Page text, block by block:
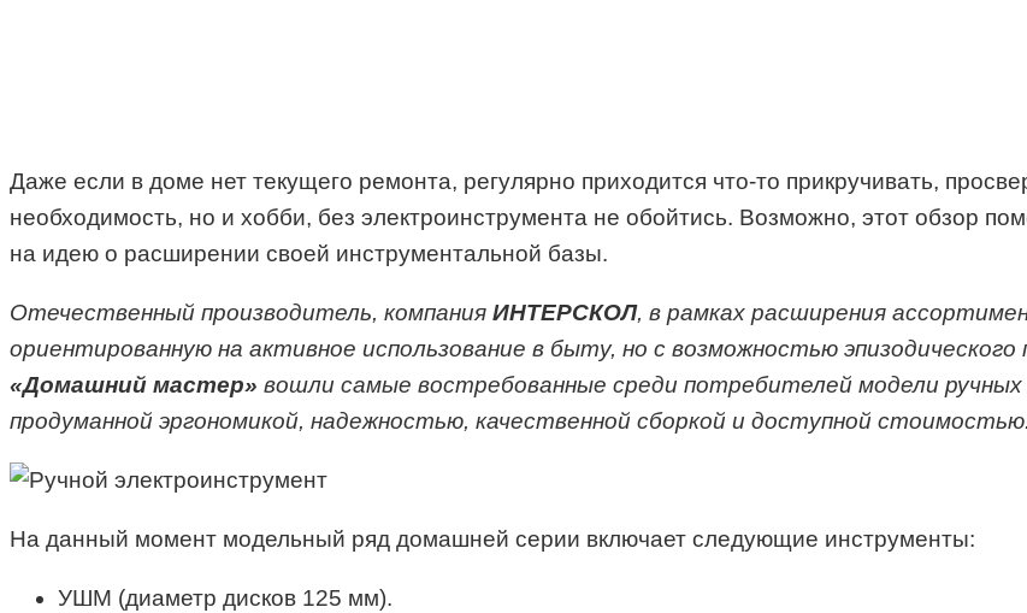
Даже если в доме нет текущего ремонта, регулярно приходится что-то прикручивать,
необходимость, но и хобби, без электроинструмента не обойтись. Возможно, этот обзор
на идею о расширении своей инструментальной базы.
Отечественный производитель, компания ИНТЕРСКОЛ, в рамках расширения
ориентированную на активное использование в быту, но с возможностью
«Домашний мастер» вошли самые востребованные среди потребителей модели
продуманной эргономикой, надежностью, качественной сборкой и доступной стоимостью.
На данный момент модельный ряд домашней серии включает следующие инструменты:
УШМ (диаметр дисков 125 мм).